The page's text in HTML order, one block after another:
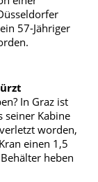
57-Jähriger
In Graz ist
seiner Kabine
worden,
einen 1,5
heben